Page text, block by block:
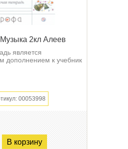
2кл Алеев
является
дополнением к учебник
00053998
В корзину